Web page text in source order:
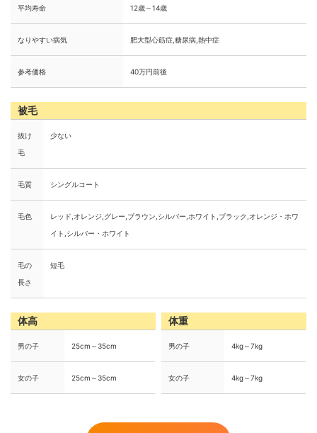
平均寿命 12歳～14歳
なりやすい病気 肥大型心筋症,糖尿病,熱中症
参考価格 40万円前後
被毛
抜け
毛
少ない
毛質 シングルコート
毛色
レッド,オレンジ,グレー,ブラウン,シルバー,ホワイト,ブラック,オレンジ・ホワ
イト,シルバー・ホワイト
毛の
長さ
短毛
体高
男の子 25cm～35cm
女の子 25cm～35cm
体重
男の子 4kg～7kg
女の子 4kg～7kg